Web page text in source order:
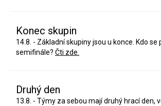
Konec skupin
14.8. - Základní skupiny jsou u konce. Kdo se
semifinále? Čti zde.
Druhý den
13.8. - Týmy za sebou mají druhý hrací den,